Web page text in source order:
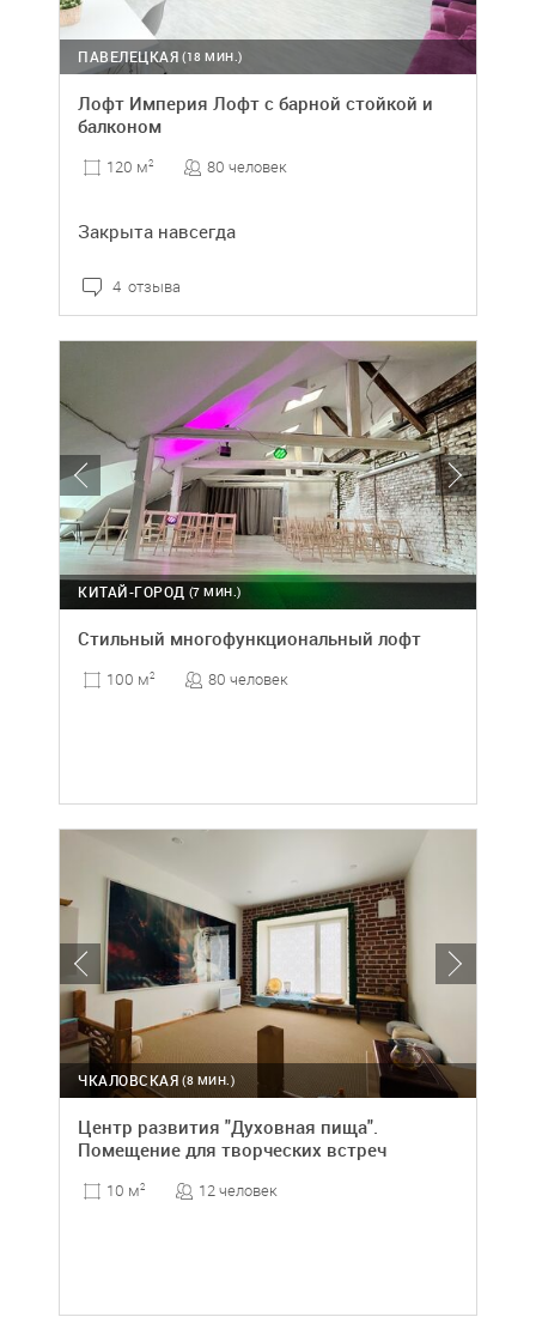
(18 МИН.)
ПАВЕЛЕЦКАЯ
Лофт Империя Лофт с барной стойкой и
балконом
120 м2 80 человек
Закрыта навсегда
4 отзыва
(7 МИН.)
КИТАЙ-ГОРОД
Стильный многофункциональный лофт
100 м2 80 человек
(8 МИН.)
ЧКАЛОВСКАЯ
Центр развития "Духовная пища".
Помещение для творческих встреч
10 м2 12 человек